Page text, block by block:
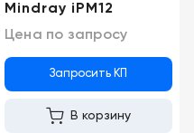
Mindray iPM12
Цена по запросу
Запросить КП
В корзину